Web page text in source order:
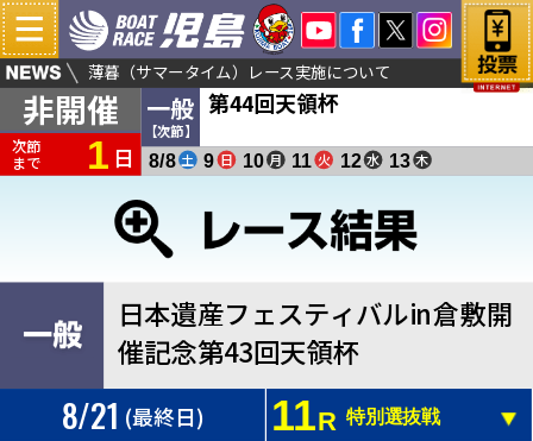
非開催
次節
まで 1 日
一般
【次節】
第44回天領杯
8/8 土 9 日 10 月 11 火 12 水 13 木
アップ！ 薄暮（サマータイム）レース実施について
8/21 (最終日) 11R 特別選抜戦
日本遺産フェスティバルin倉敷開
催記念第43回天領杯